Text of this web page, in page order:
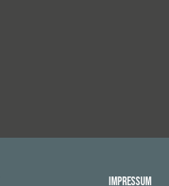
Impressum